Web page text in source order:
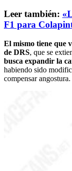
Leer también:
F1 para
El mismo tiene que
de DRS, que se
busca expandir la
habiendo sido
compensar angostura.